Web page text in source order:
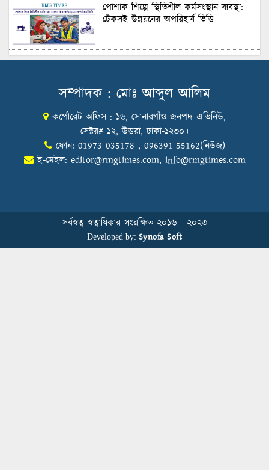
পোশাক শিল্পে স্থিতিশীল কর্মসংস্থান ব্যবস্থা:
টেকসই উন্নয়নের অপরিহার্য ভিত্তি
শুল্কের দেয়াল ভাঙার সুযোগ: মার্কিন বাজারে
Honoring Excellence: Texstream
Fashion Ltd. Rewards Best Workers–
2026
বিডিআরএমজিপি এফএনএফ ফাউন্ডেশনের
সম্পাদক : মোঃ আব্দুল আলিম
কর্পোরেট অফিস : ১৬, সোনারগাঁও জনপদ এভিনিউ,
সেক্টর# ১২, উত্তরা, ঢাকা-১২৩০।
ফোন: 01973 035178 , 096391-55162(নিউজ)
ই-মেইল: editor@rmgtimes.com, info@rmgtimes.com
সর্বস্বত্ব স্বত্বাধিকার সংরক্ষিত ২০১৬ - ২০২৩
Developed by: Synofa Soft